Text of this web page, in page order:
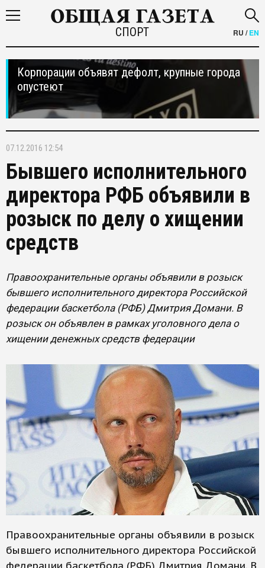
СПОРТ RU /EN
Корпорации объявят дефолт, крупные города
опустеют
07.12.2016 12:54
Бывшего исполнительного
директора РФБ объявили в
розыск по делу о хищении
средств
Правоохранительные органы объявили в розыск
бывшего исполнительного директора Российской
федерации баскетбола (РФБ) Дмитрия Домани. В
розыск он объявлен в рамках уголовного дела о
хищении денежных средств федерации
Правоохранительные органы объявили в розыск
бывшего исполнительного директора Российской